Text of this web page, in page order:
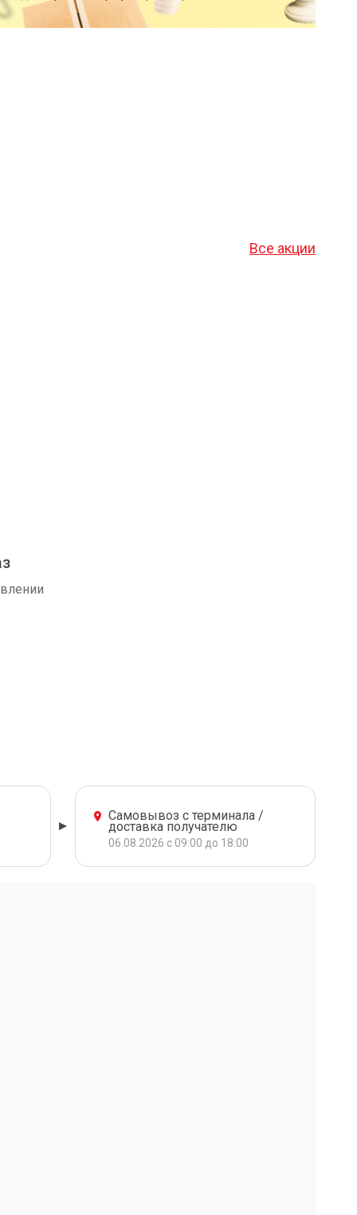
Все акции
Самовывоз с терминала /
доставка получателю
06.08.2026 с 09:00 до 18:00